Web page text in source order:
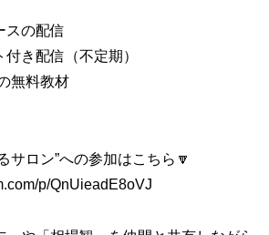
スの配信
き配信（不定期）
無料教材
サロン”への参加はこちら🔽
p/QnUieadE8oVJ